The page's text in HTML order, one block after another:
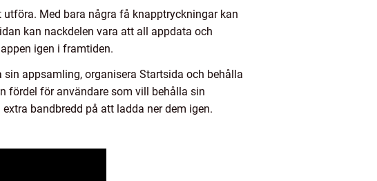
Med bara några få knapptryckningar kan
kan nackdelen vara att all appdata och
igen i framtiden.
appsamling, organisera Startsida och behålla
fördel för användare som vill behålla sin
bandbredd på att ladda ner dem igen.